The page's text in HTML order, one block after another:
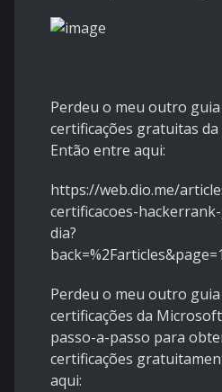
Perdeu o meu outro
certificações gratuitas da
Então entre aqui:
https://web.dio.me/
certificacoes-
dia?
Perdeu o meu outro
certificações da
passo-a-passo para
certificações
aqui: